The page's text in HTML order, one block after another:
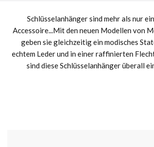
Schlüsselanhänger sind mehr als nur
Accessoire...Mit den neuen Modellen von
geben sie gleichzeitig ein modisches
echtem Leder und in einer raffinierten
sind diese Schlüsselanhänger überall